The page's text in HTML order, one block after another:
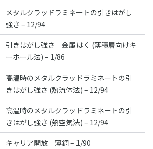
メタルクラッドラミネートの引きはがし
強さ – 12/94
引きはがし強さ 金属はく (薄積層向けキ
ーホール法) – 1/86
高温時のメタルクラッドラミネートの引
きはがし強さ (熱流体法) – 12/94
高温時のメタルクラッドラミネートの引
きはがし強さ (熱空気法) – 12/94
キャリア開放 薄銅 – 1/90